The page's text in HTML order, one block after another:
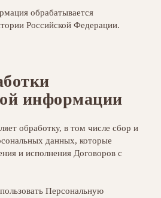
обрабатывается
Российской Федерации.
информации
обработку, в том числе сбор и
данных, которые
и исполнения Договоров с
Персональную